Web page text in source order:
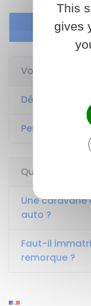
Services
Voir aussi
Déclaration
Permis de
Questions ?
Une
auto ?
Faut-il
remorque ?
This
gives